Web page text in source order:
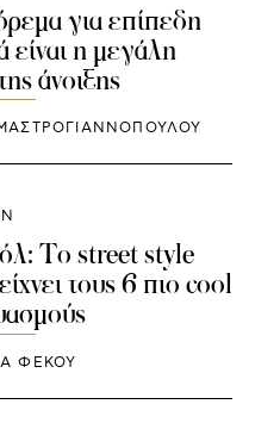
για επίπεδη
είναι η μεγάλη
άνοιξης
Το street style
τους 6 πιο cool
ΦΕΚΟΥ